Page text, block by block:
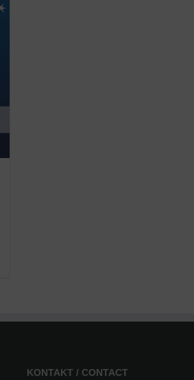
KONTAKT / CONTACT